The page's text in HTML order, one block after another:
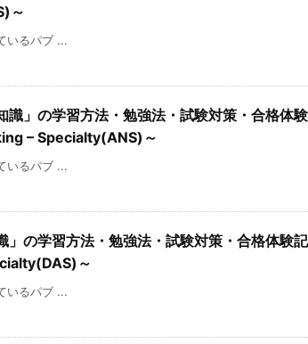
～
いるパブ ...
識」の学習方法・勉強法・試験対策・合格体
– Specialty(ANS)～
いるパブ ...
」の学習方法・勉強法・試験対策・合格体験
～
いるパブ ...